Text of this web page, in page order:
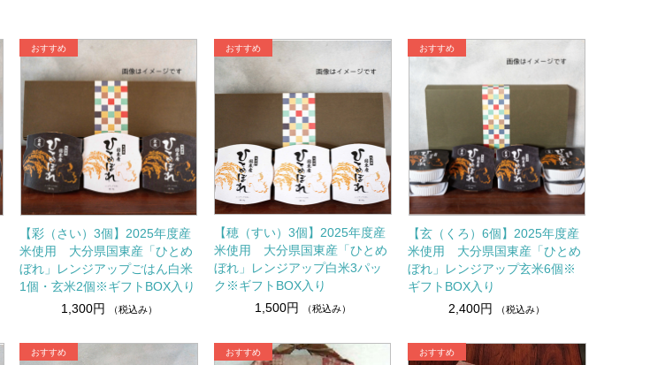
【彩（さい）3個】2025年度産
米使用 大分県国東産「ひとめ
ぼれ」レンジアップごはん白米
1個・玄米2個※ギフトBOX入り
1,300円
（税込み）
【穂（すい）3個】2025年度産
米使用 大分県国東産「ひとめ
ぼれ」レンジアップ白米3パッ
ク※ギフトBOX入り
1,500円
（税込み）
【玄（くろ）6個】2025年度産
米使用 大分県国東産「ひとめ
ぼれ」レンジアップ玄米6個※
ギフトBOX入り
2,400円
（税込み）